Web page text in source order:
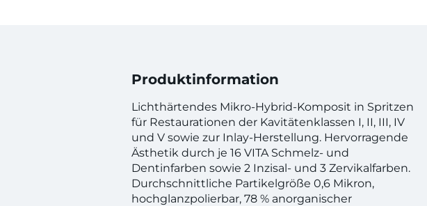
Produktinformation
Lichthärtendes Mikro-Hybrid-Komposit in Spritzen
für Restaurationen der Kavitätenklassen I, II, III, IV
und V sowie zur Inlay-Herstellung. Hervorragende
Ästhetik durch je 16 VITA Schmelz- und
Dentinfarben sowie 2 Inzisal- und 3 Zervikalfarben.
Durchschnittliche Partikelgröße 0,6 Mikron,
hochglanzpolierbar, 78 % anorganischer